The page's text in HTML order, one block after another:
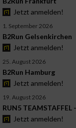
Jetzt anmelden!
1. September 2026
B2Run Gelsenkirchen
Jetzt anmelden!
25. August 2026
B2Run Hamburg
Jetzt anmelden!
19. August 2026
RUN5 TEAMSTAFFEL
Jetzt anmelden!